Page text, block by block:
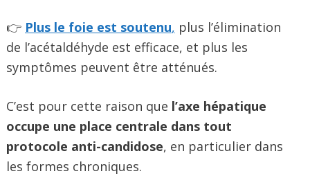
👉 Plus le foie est soutenu, plus l’élimination
de l’acétaldéhyde est efficace, et plus les
symptômes peuvent être atténués.
C’est pour cette raison que l’axe hépatique
occupe une place centrale dans tout
protocole anti-candidose, en particulier dans
les formes chroniques.